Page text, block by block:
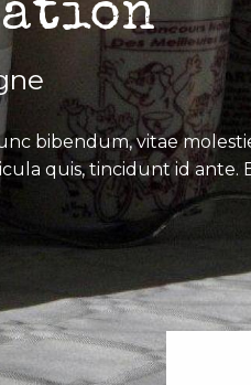
bibendum, vitae
quis, tincidunt id ante.